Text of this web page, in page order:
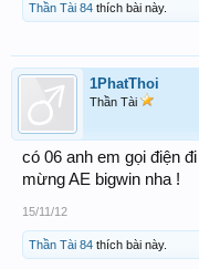
Thần Tài 84 thích bài này.
1PhatThoi
Thần Tài
có 06 anh em gọi điện
mừng AE bigwin nha !
15/11/12
Thần Tài 84 thích bài này.